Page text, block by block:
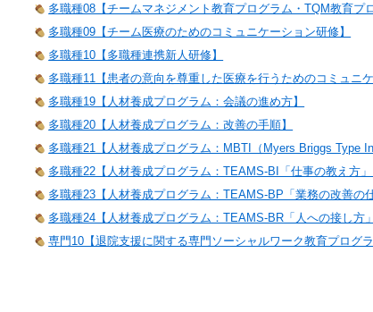
多職種08【チームマネジメント教育プログラム・TQM教育プ
多職種09【チーム医療のためのコミュニケーション研修】
多職種10【多職種連携新人研修】
多職種11【患者の意向を尊重した医療を行うためのコミュニ
多職種19【人材養成プログラム：会議の進め方】
多職種20【人材養成プログラム：改善の手順】
多職種21【人材養成プログラム：MBTI（Myers Briggs Type
多職種22【人材養成プログラム：TEAMS-BI「仕事の教え方」
多職種23【人材養成プログラム：TEAMS-BP「業務の改善の
多職種24【人材養成プログラム：TEAMS-BR「人への接し方」
専門10【退院支援に関する専門ソーシャルワーク教育プログラ